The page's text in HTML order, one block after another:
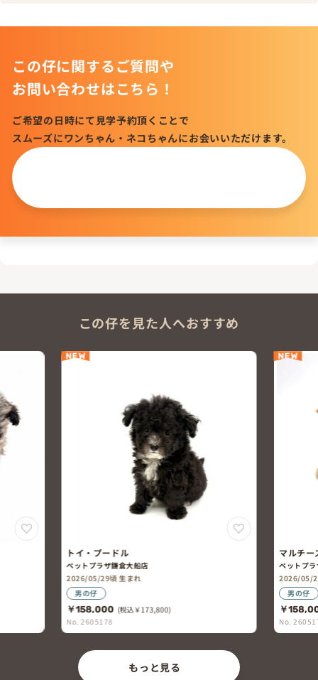
この仔に関するご質問や
お問い合わせはこちら！
ご希望の日時にて見学予約頂くことで
スムーズにワンちゃん・ネコちゃんにお会いいただけます。
この仔を見た人へおすすめ
マルチーズ×トイ・プードル
￥158,000
もっと見る